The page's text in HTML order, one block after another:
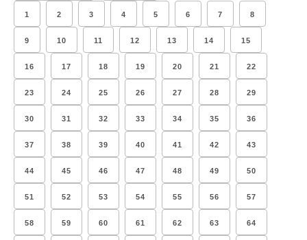
1 2 3 4 5 6 7 8
9 10 11 12 13 14 15
16 17 18 19 20 21 22
23 24 25 26 27 28 29
30 31 32 33 34 35 36
37 38 39 40 41 42 43
44 45 46 47 48 49 50
51 52 53 54 55 56 57
58 59 60 61 62 63 64